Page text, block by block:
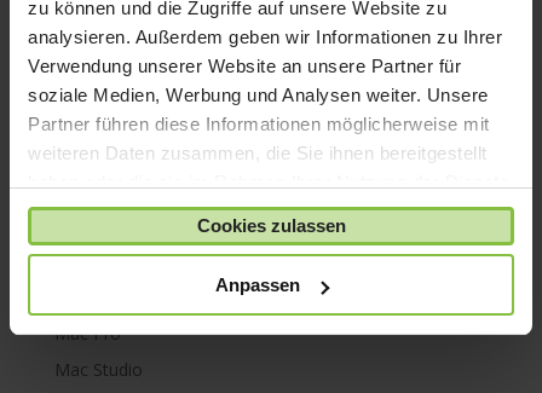
zu können und die Zugriffe auf unsere Website zu
analysieren. Außerdem geben wir Informationen zu Ihrer
Verwendung unserer Website an unsere Partner für
soziale Medien, Werbung und Analysen weiter. Unsere
Partner führen diese Informationen möglicherweise mit
weiteren Daten zusammen, die Sie ihnen bereitgestellt
gesammelt haben.
Cookies zulassen
Anpassen
iPhone X
iPod nano
iPod shuffle
iPod touch
Kabel & Adapter
Kopfhörer
Lightning
Mac Pro
Mac Studio